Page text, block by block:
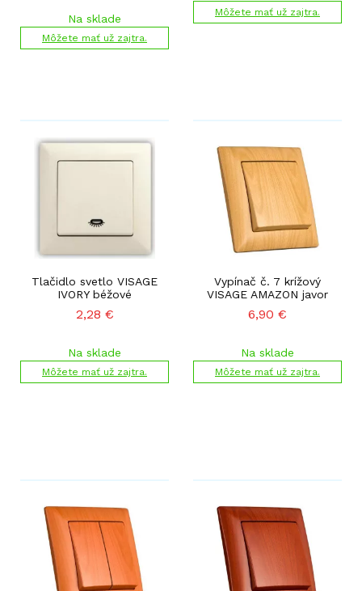
Na sklade
Môžete mať už zajtra.
Môžete mať už zajtra.
Tlačidlo svetlo VISAGE
IVORY béžové
2,28 €
Na sklade
Môžete mať už zajtra.
Vypínač č. 7 krížový
VISAGE AMAZON javor
6,90 €
Na sklade
Môžete mať už zajtra.